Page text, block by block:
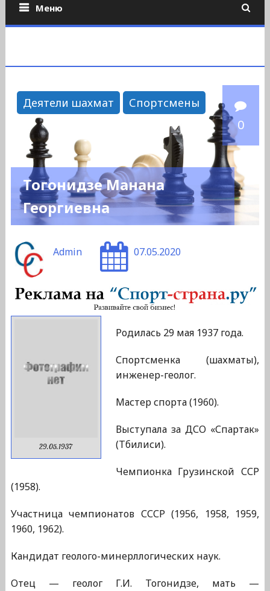
Меню
Деятели шахмат Спортсмены
0
Тогонидзе Манана
Георгиевна
Admin 07.05.2020
29.05.1937
Родилась 29 мая 1937 года.
Спортсменка (шахматы),
инженер-геолог.
Мастер спорта (1960).
Выступала за ДСО «Спартак»
(Тбилиси).
Чемпионка Грузинской ССР
(1958).
Участница чемпионатов СССР (1956, 1958, 1959,
1960, 1962).
Кандидат геолого-минерллогических наук.
Отец — геолог Г.И. Тогонидзе, мать —